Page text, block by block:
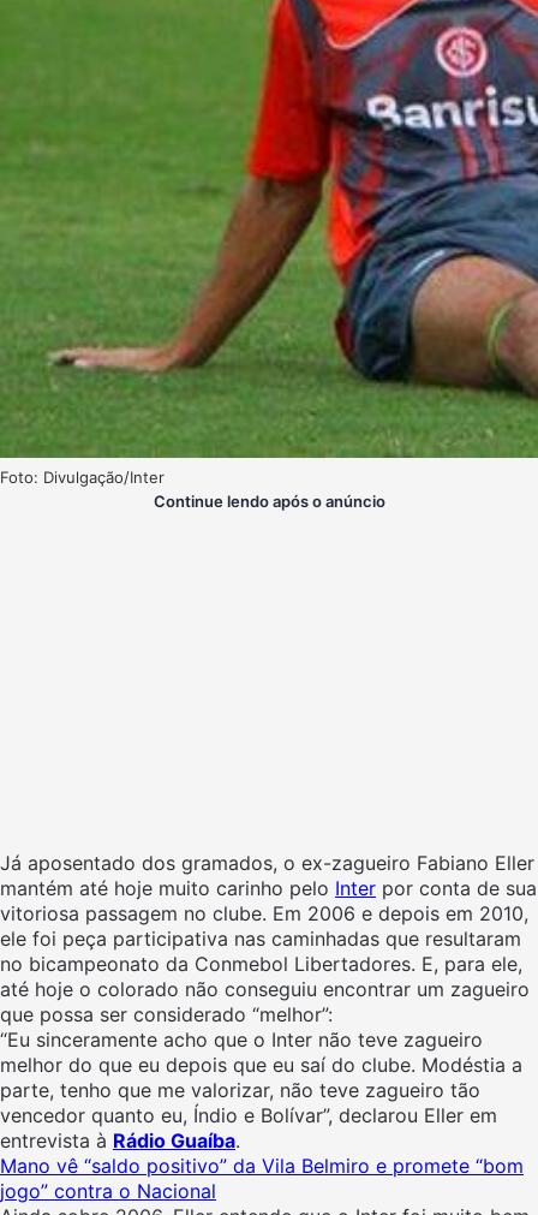
Foto: Divulgação/Inter
Continue lendo após o anúncio
Já aposentado dos gramados, o ex-zagueiro Fabiano Eller
mantém até hoje muito carinho pelo Inter por conta de sua
vitoriosa passagem no clube. Em 2006 e depois em 2010,
ele foi peça participativa nas caminhadas que resultaram
no bicampeonato da Conmebol Libertadores. E, para ele,
até hoje o colorado não conseguiu encontrar um zagueiro
que possa ser considerado “melhor”:
“Eu sinceramente acho que o Inter não teve zagueiro
melhor do que eu depois que eu saí do clube. Modéstia a
parte, tenho que me valorizar, não teve zagueiro tão
vencedor quanto eu, Índio e Bolívar”, declarou Eller em
entrevista à Rádio Guaíba.
Mano vê “saldo positivo” da Vila Belmiro e promete “bom
jogo” contra o Nacional